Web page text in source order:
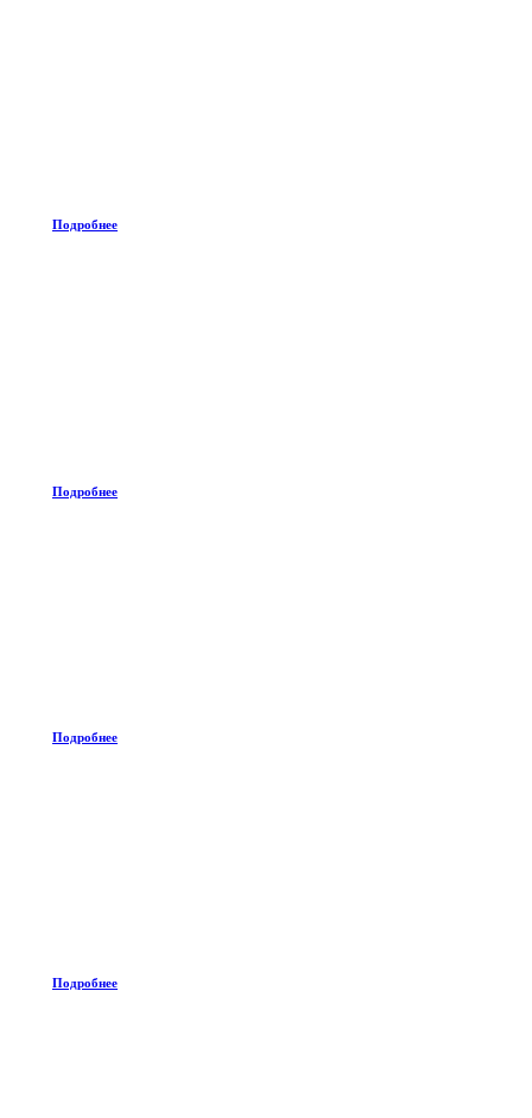
Подробнее
Подробнее
Подробнее
Подробнее